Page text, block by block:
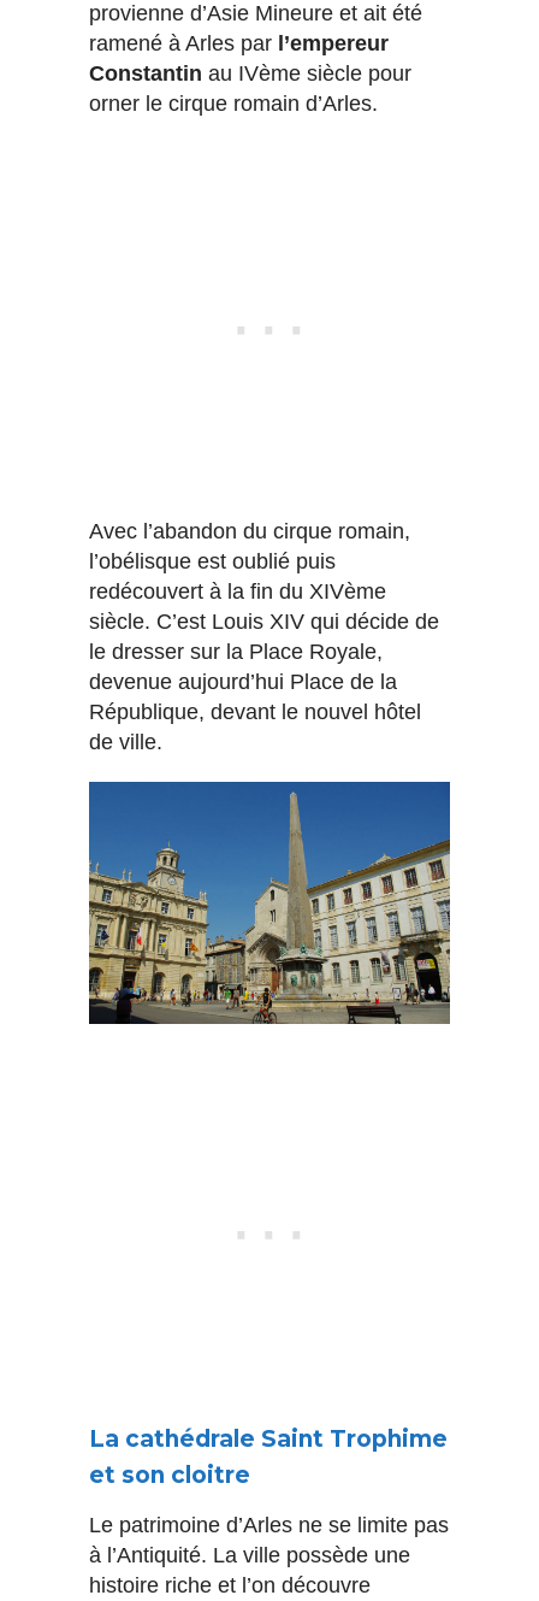
provienne d’Asie Mineure et ait été
ramené à Arles par l’empereur
Constantin au IVème siècle pour
orner le cirque romain d’Arles.
Avec l’abandon du cirque romain,
l’obélisque est oublié puis
redécouvert à la fin du XIVème
siècle. C’est Louis XIV qui décide de
le dresser sur la Place Royale,
devenue aujourd’hui Place de la
République, devant le nouvel hôtel
de ville.
La cathédrale Saint Trophime
et son cloitre
Le patrimoine d’Arles ne se limite pas
à l’Antiquité. La ville possède une
histoire riche et l’on découvre